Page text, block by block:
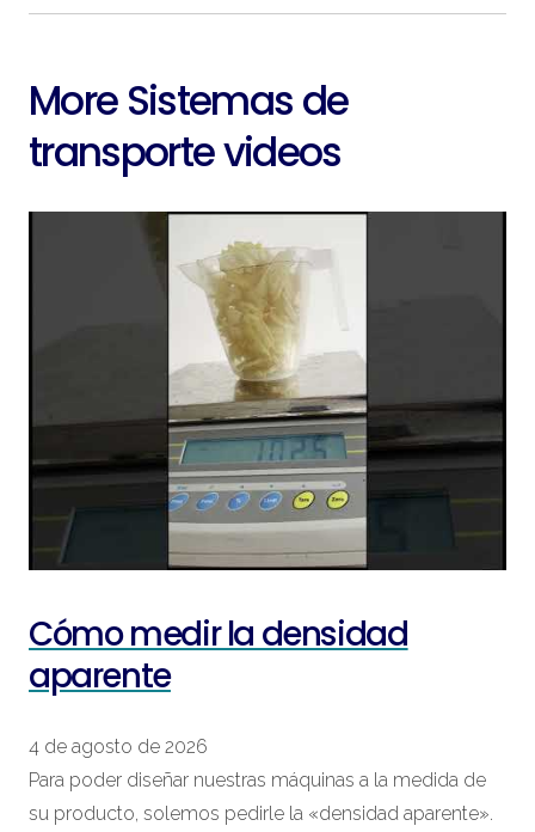
More Sistemas de
transporte videos
Cómo medir la densidad
aparente
4 de agosto de 2026
Para poder diseñar nuestras máquinas a la medida de
su producto, solemos pedirle la «densidad aparente».